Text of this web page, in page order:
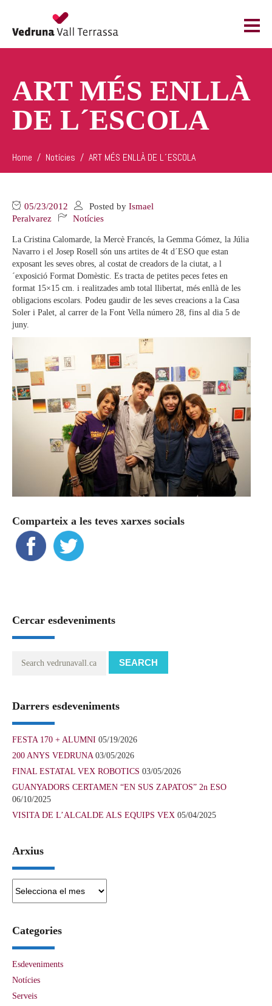
ART MÉS ENLLÀ
DE L´ESCOLA
Home Notícies ART MÉS ENLLÀ DE L´ESCOLA
05/23/2012 Posted by Ismael
Peralvarez
Notícies
La Cristina Calomarde, la Mercè Francés, la Gemma Gómez, la Júlia
Navarro i el Josep Rosell són uns artites de 4t d´ESO que estan
exposant les seves obres, al costat de creadors de la ciutat, a l
´exposició Format Domèstic. Es tracta de petites peces fetes en
format 15×15 cm. i realitzades amb total llibertat, més enllà de les
obligacions escolars. Podeu gaudir de les seves creacions a la Casa
Soler i Palet, al carrer de la Font Vella número 28, fins al dia 5 de
juny.
Comparteix a les teves xarxes socials
Cercar esdeveniments
SEARCH
Darrers esdeveniments
FESTA 170 + ALUMNI 05/19/2026
200 ANYS VEDRUNA 03/05/2026
FINAL ESTATAL VEX ROBOTICS 03/05/2026
GUANYADORS CERTAMEN “EN SUS ZAPATOS” 2n ESO
06/10/2025
VISITA DE L’ALCALDE ALS EQUIPS VEX 05/04/2025
Arxius
Categories
Esdeveniments
Notícies
Serveis